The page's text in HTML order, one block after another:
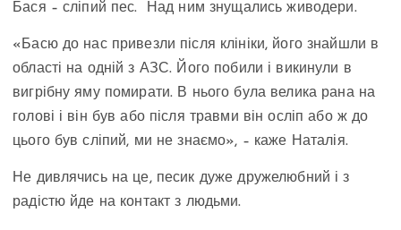
Бася – сліпий пес. Над ним знущались живодери.
«Басю до нас привезли після клініки, його знайшли в
області на одній з АЗС. Його побили і викинули в
вигрібну яму помирати. В нього була велика рана на
голові і він був або після травми він осліп або ж до
цього був сліпий, ми не знаємо», – каже Наталія.
Не дивлячись на це, песик дуже дружелюбний і з
радістю йде на контакт з людьми.